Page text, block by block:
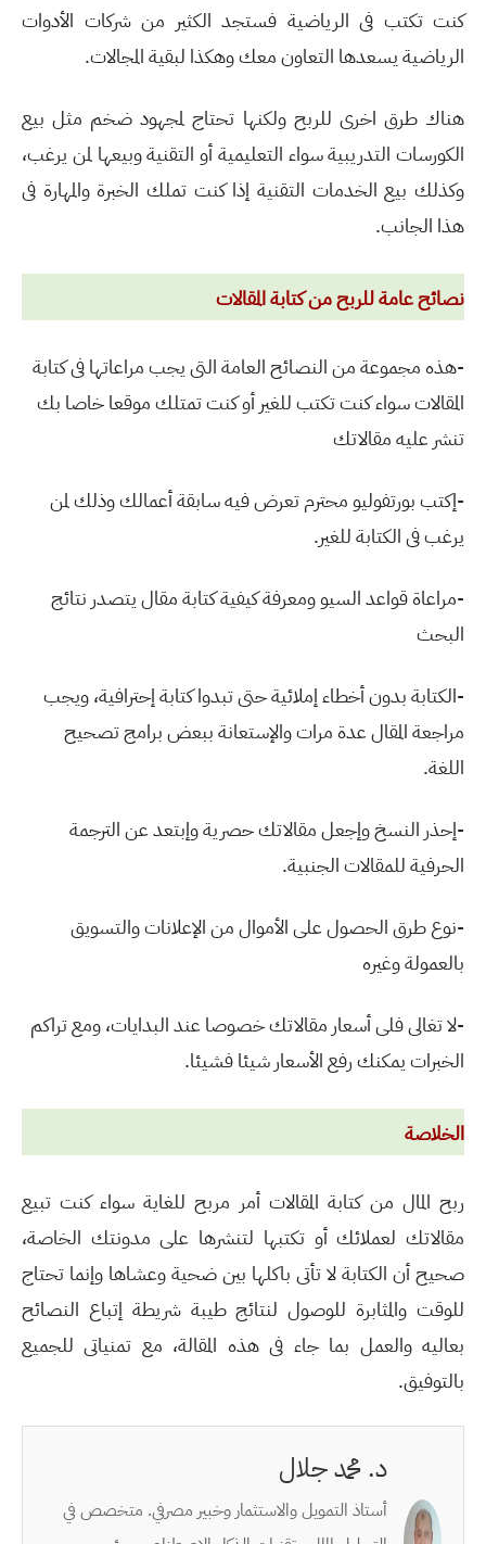
كنت تكتب فى الرياضية فستجد الكثير من شركات الأدوات
الرياضية يسعدها التعاون معك وهكذا لبقية المجالات.
هناك طرق اخرى للربح ولكنها تحتاج لمجهود ضخم مثل بيع
الكورسات التدريبية سواء التعليمية أو التقنية وبيعها لمن يرغب،
وكذلك بيع الخدمات التقنية إذا كنت تملك الخبرة والمهارة فى
هذا الجانب.
نصائح عامة للربح من كتابة المقالات
-هذه مجموعة من النصائح العامة التى يجب مراعاتها فى كتابة
المقالات سواء كنت تكتب للغير أو كنت تمتلك موقعا خاصا بك
تنشر عليه مقالاتك
-إكتب بورتفوليو محترم تعرض فيه سابقة أعمالك وذلك لمن
يرغب فى الكتابة للغير.
-مراعاة قواعد السيو ومعرفة كيفية كتابة مقال يتصدر نتائج
البحث
-الكتابة بدون أخطاء إملائية حتى تبدوا كتابة إحترافية، ويجب
مراجعة المقال عدة مرات والإستعانة ببعض برامج تصحيح
اللغة.
-إحذر النسخ وإجعل مقالاتك حصرية وإبتعد عن الترجمة
الحرفية للمقالات الجنبية.
-نوع طرق الحصول على الأموال من الإعلانات والتسويق
بالعمولة وغيره
-لا تغالى فلى أسعار مقالاتك خصوصا عند البدايات، ومع تراكم
الخبرات يمكنك رفع الأسعار شيئا فشيئا.
الخلاصة
ربح المال من كتابة المقالات أمر مربح للغاية سواء كنت تبيع
مقالاتك لعملائك أو تكتبها لتنشرها على مدونتك الخاصة،
صحيح أن الكتابة لا تأتى باكلها بين ضحية وعشاها وإنما تحتاج
للوقت والمثابرة للوصول لنتائج طيبة شريطة إتباع النصائح
بعاليه والعمل بما جاء فى هذه المقالة، مع تمنياتى للجميع
بالتوفيق.
د. محمد جلال
أستاذ التمويل والاستثمار وخبير مصرفي. متخصص في